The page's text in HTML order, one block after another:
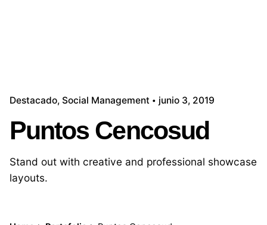
Destacado Social Management junio 3, 2019
Puntos Cencosud
Stand out with creative and professional showcase
layouts.